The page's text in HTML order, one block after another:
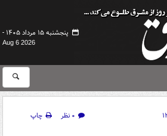
پنجشنبه ۱۵ مرداد ۱۴۰۵ -
Aug 6 2026
۰ نظر
چاپ